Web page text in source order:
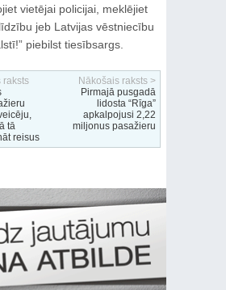
vietējai policijai, meklējiet
jeb Latvijas vēstniecību
piebilst tiesībsargs.
raksts
tā
reisus
Nākošais raksts >
Pirmajā pusgadā
lidosta “Rīga”
apkalpojusi 2,22
miljonus pasažieru